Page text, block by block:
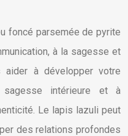
foncé parsemée de pyrite
à la sagesse et
à développer votre
intérieure et à
Le lapis lazuli peut
des relations profondes